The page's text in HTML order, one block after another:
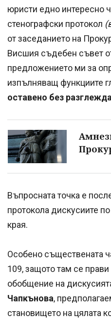
юристи едно интересно
стенографски протокол
от заседанието на
Висшия съдебен съвет
предложението ми за
изпълняващ функциите
оставено без
Въпросната точка е
протокола дискусиите
края.
Особено съществената
109, защото там се
обобщение на
Чапкънова,
становището на цялата